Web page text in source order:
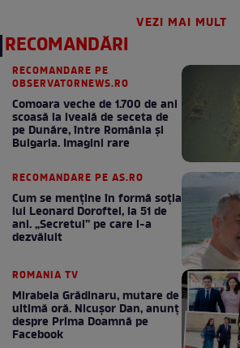
VEZI MAI MULT
RECOMANDĂRI
RECOMANDARE PE
OBSERVATORNEWS.RO
Comoara veche de 1.700 de ani
scoasă la iveală de seceta de
pe Dunăre, între România şi
Bulgaria. Imagini rare
RECOMANDARE PE AS.RO
Cum se menţine în formă soţia
lui Leonard Doroftei, la 51 de
ani. „Secretul” pe care l-a
dezvăluit
ROMANIA TV
Mirabela Grădinaru, mutare de
ultimă oră. Nicuşor Dan, anunţ
despre Prima Doamnă pe
Facebook